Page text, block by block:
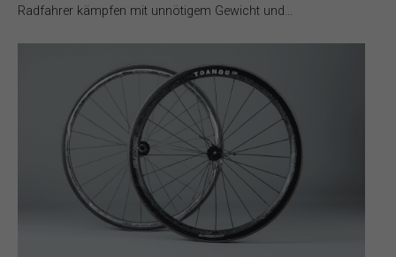
Radfahrer kämpfen mit unnötigem Gewicht und…